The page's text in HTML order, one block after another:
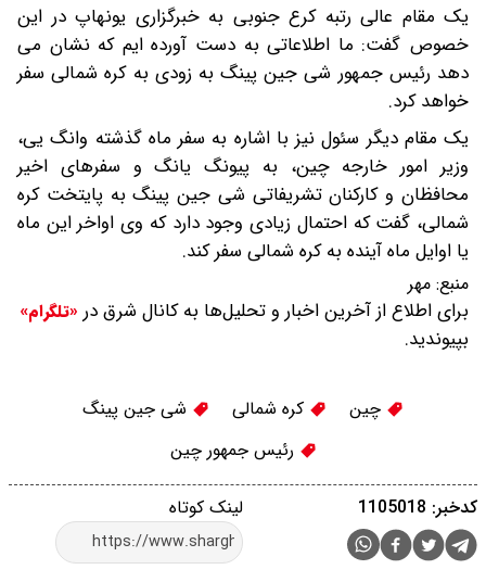
یک مقام عالی رتبه کرع جنوبی به خبرگزاری یونهاپ در این
خصوص گفت: ما اطلاعاتی به دست آورده‌ ایم که نشان می‌
دهد رئیس جمهور شی جین پینگ به زودی به کره شمالی سفر
خواهد کرد.
یک مقام دیگر سئول نیز با اشاره به سفر ماه گذشته وانگ یی،
وزیر امور خارجه چین، به پیونگ یانگ و سفرهای اخیر
محافظان و کارکنان تشریفاتی شی جین پینگ به پایتخت کره
شمالی، گفت که احتمال زیادی وجود دارد که وی اواخر این ماه
یا اوایل ماه آینده به کره شمالی سفر کند.
منبع: مهر
برای اطلاع از آخرین اخبار و تحلیل‌ها به کانال شرق در «تلگرام»
بپیوندید.
چین کره شمالی
شی جین پینگ
رئیس جمهور چین
لینک کوتاه کدخبر: 1105018